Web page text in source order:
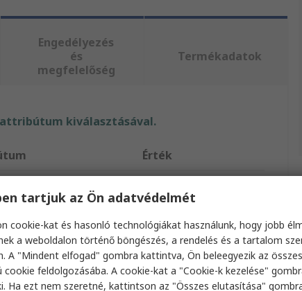
Engedélyezés
és
megfelelőség
Termékadatok
kiválasztásával.
Érték
3m
típusú csatlakozó USB A típusú
tartjuk az Ön adatvédelmét
cookie-kat és hasonló technológiákat használunk, hogy jobb
a weboldalon történő böngészés, a rendelés és a tartalom
A "Mindent elfogad" gombra kattintva, Ön beleegyezik az összes
feldolgozásába. A cookie-kat a "Cookie-k kezelése"
Ha ezt nem szeretné, kattintson az "Összes elutasítása"